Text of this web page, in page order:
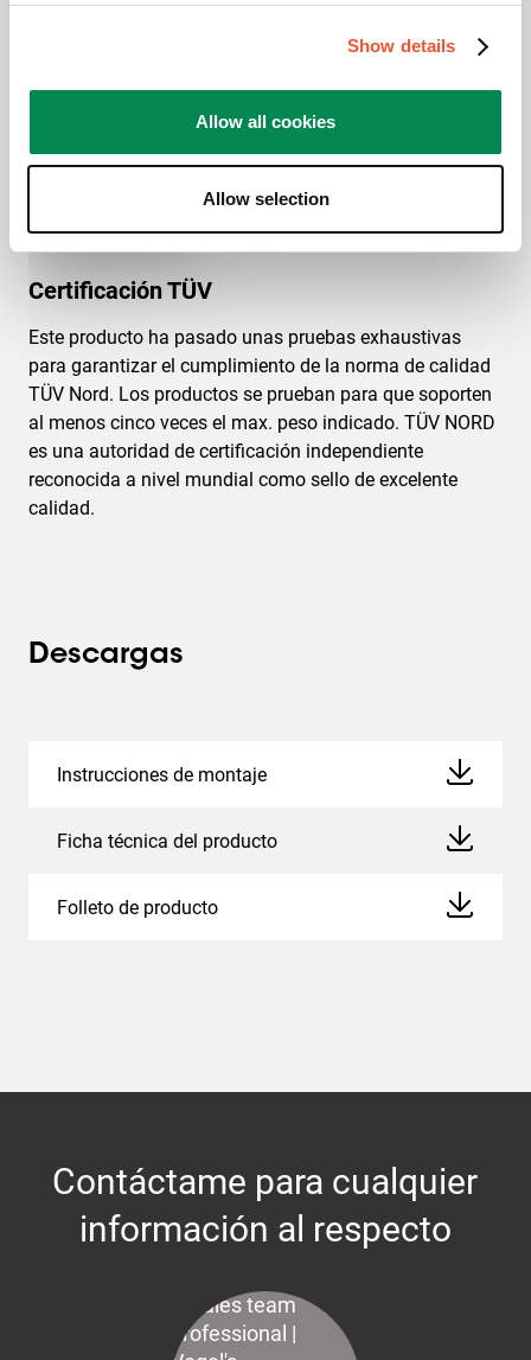
Show details
Allow all cookies
Allow selection
Certificación TÜV
Este producto ha pasado unas pruebas exhaustivas
para garantizar el cumplimiento de la norma de calidad
TÜV Nord. Los productos se prueban para que soporten
al menos cinco veces el max. peso indicado. TÜV NORD
es una autoridad de certificación independiente
reconocida a nivel mundial como sello de excelente
calidad.
Descargas
Instrucciones de montaje
Ficha técnica del producto
Folleto de producto
Contáctame para cualquier
información al respecto